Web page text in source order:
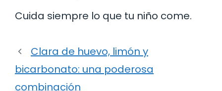
Cuida siempre lo que tu niño come.
Clara de huevo, limón y
bicarbonato: una poderosa
combinación